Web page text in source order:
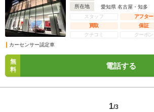
所在地
愛知県 名古屋・知多
スタッフ
アフター
買取
保証
クチコミ
クーポン
カーセンサー認定車
無
料
電話する
1/3